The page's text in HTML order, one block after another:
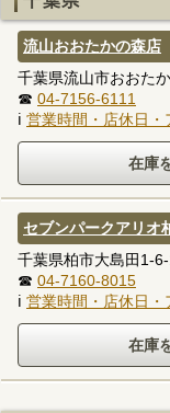
流山おおたかの森店
千葉県流山市おおた
☎ 04-7156-6111
ℹ 営業時間・店休日・
セブンパークアリオ
千葉県柏市大島田1-
☎ 04-7160-8015
ℹ 営業時間・店休日・